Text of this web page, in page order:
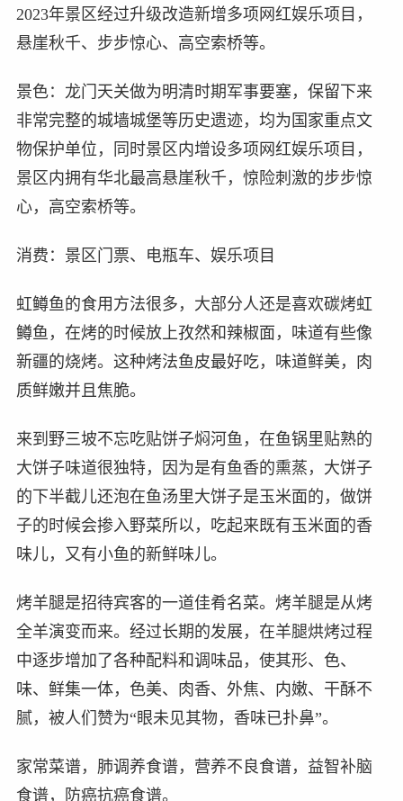
2023年景区经过升级改造新增多项网红娱乐项目，
悬崖秋千、步步惊心、高空索桥等。
景色：龙门天关做为明清时期军事要塞，保留下来
非常完整的城墙城堡等历史遗迹，均为国家重点文
物保护单位，同时景区内增设多项网红娱乐项目，
景区内拥有华北最高悬崖秋千，惊险刺激的步步惊
心，高空索桥等。
消费：景区门票、电瓶车、娱乐项目
虹鳟鱼的食用方法很多，大部分人还是喜欢碳烤虹
鳟鱼，在烤的时候放上孜然和辣椒面，味道有些像
新疆的烧烤。这种烤法鱼皮最好吃，味道鲜美，肉
质鲜嫩并且焦脆。
来到野三坡不忘吃贴饼子焖河鱼，在鱼锅里贴熟的
大饼子味道很独特，因为是有鱼香的熏蒸，大饼子
的下半截儿还泡在鱼汤里大饼子是玉米面的，做饼
子的时候会掺入野菜所以，吃起来既有玉米面的香
味儿，又有小鱼的新鲜味儿。
烤羊腿是招待宾客的一道佳肴名菜。烤羊腿是从烤
全羊演变而来。经过长期的发展，在羊腿烘烤过程
中逐步增加了各种配料和调味品，使其形、色、
味、鲜集一体，色美、肉香、外焦、内嫩、干酥不
腻，被人们赞为“眼未见其物，香味已扑鼻”。
家常菜谱，肺调养食谱，营养不良食谱，益智补脑
食谱，防癌抗癌食谱。